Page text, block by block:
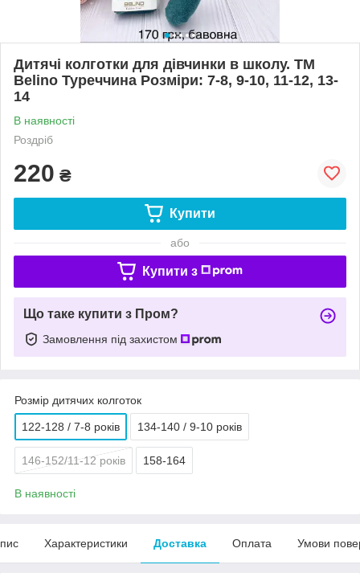
Дитячі колготки для дівчинки в школу. TM
Belino Туреччина Розміри: 7-8, 9-10, 11-12, 13-
14
В наявності
Роздріб
220 ₴
Купити
або
Купити з
Що таке купити з Пром?
Замовлення під захистом
Розмір дитячих колготок
122-128 / 7-8 років 134-140 / 9-10 років
146-152/11-12 років 158-164
В наявності
Характеристики Доставка Оплата Умови